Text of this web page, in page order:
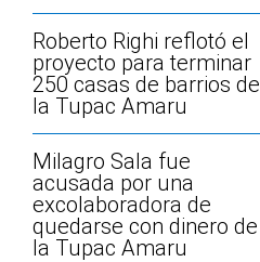
Roberto Righi reflotó el
proyecto para terminar
250 casas de barrios de
la Tupac Amaru
Milagro Sala fue
acusada por una
excolaboradora de
quedarse con dinero de
la Tupac Amaru